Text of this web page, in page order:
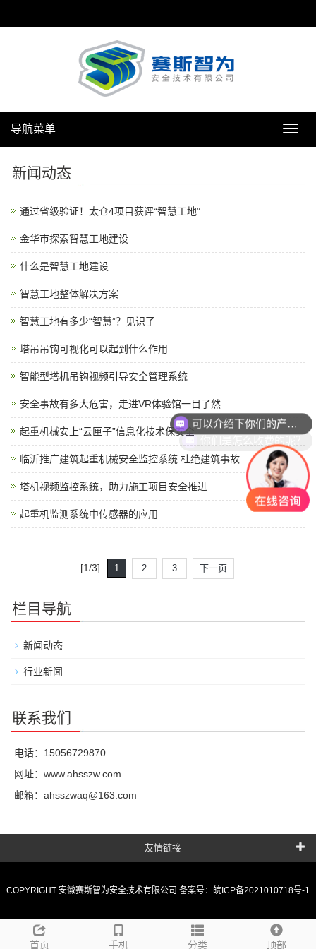
导
导航菜单
新闻动态
通过省级验证！太仓4项目获评“智慧工地”
金华市探索智慧工地建设
什么是智慧工地建设
智慧工地整体解决方案
智慧工地有多少“智慧”？见识了
塔吊吊钩可视化可以起到什么作用
智能型塔机吊钩视频引导安全管理系统
安全事故有多大危害，走进VR体验馆一目了然
起重机械安上“云匣子”信息化技术保安全
临沂推广建筑起重机械安全监控系统 杜绝建筑事故
塔机视频监控系统，助力施工项目安全推进
起重机监测系统中传感器的应用
[1/3] 1 2 3 下一页
栏目导航
新闻动态
行业新闻
联系我们
电话：15056729870
网址： www.ahsszw.com
邮箱：ahsszwaq@163.com
友情链接
首页 手机 分类 顶部
COPYRIGHT 安徽赛斯智为安全技术有限公司 备案号： 皖ICP备2021010718号-1
可以介绍下你们的产品么？
你们是怎么收费的呢？